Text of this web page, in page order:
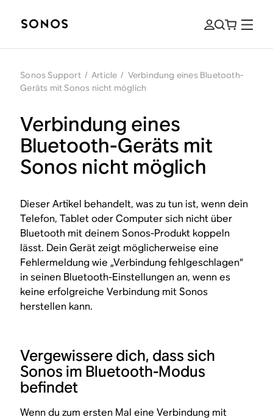
Sonos Support / Article / Verbindung eines Bluetooth-
Geräts mit Sonos nicht möglich
Verbindung eines
Bluetooth-Geräts mit
Sonos nicht möglich
Dieser Artikel behandelt, was zu tun ist, wenn dein
Telefon, Tablet oder Computer sich nicht über
Bluetooth mit deinem Sonos-Produkt koppeln
lässt. Dein Gerät zeigt möglicherweise eine
Fehlermeldung wie „Verbindung fehlgeschlagen“
in seinen Bluetooth-Einstellungen an, wenn es
keine erfolgreiche Verbindung mit Sonos
herstellen kann.
Vergewissere dich, dass sich
Sonos im Bluetooth-Modus
befindet
Wenn du zum ersten Mal eine Verbindung mit